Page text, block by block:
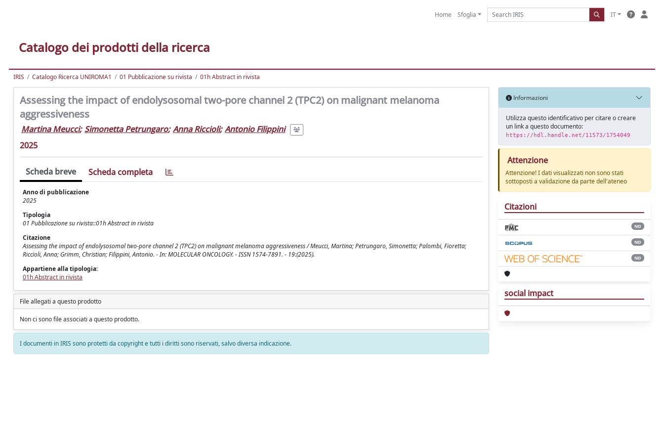
Home Sfoglia IT
Catalogo dei prodotti della ricerca
IRIS Catalogo Ricerca UNIROMA1 01 Pubblicazione su rivista 01h Abstract in rivista
Assessing the impact of endolysosomal two-pore channel 2 (TPC2) on malignant melanoma
aggressiveness
Martina Meucci; Simonetta Petrungaro; Anna Riccioli; Antonio Filippini
2025
Scheda breve Scheda completa
Anno di pubblicazione
2025
Tipologia
01 Pubblicazione su rivista::01h Abstract in rivista
Citazione
Assessing the impact of endolysosomal two-pore channel 2 (TPC2) on malignant melanoma aggressiveness / Meucci, Martina; Petrungaro, Simonetta; Palombi, Fioretta;
Riccioli, Anna; Grimm, Christian; Filippini, Antonio. - In: MOLECULAR ONCOLOGY. - ISSN 1574-7891. - 19:(2025).
Appartiene alla tipologia:
01h Abstract in rivista
File allegati a questo prodotto
Non ci sono file associati a questo prodotto.
I documenti in IRIS sono protetti da copyright e tutti i diritti sono riservati, salvo diversa indicazione.
Informazioni
Utilizza questo identificativo per citare o creare
un link a questo documento:
https://hdl.handle.net/11573/1754049
Attenzione
Attenzione! I dati visualizzati non sono stati
sottoposti a validazione da parte dell'ateneo
Citazioni
ND
ND
ND
social impact